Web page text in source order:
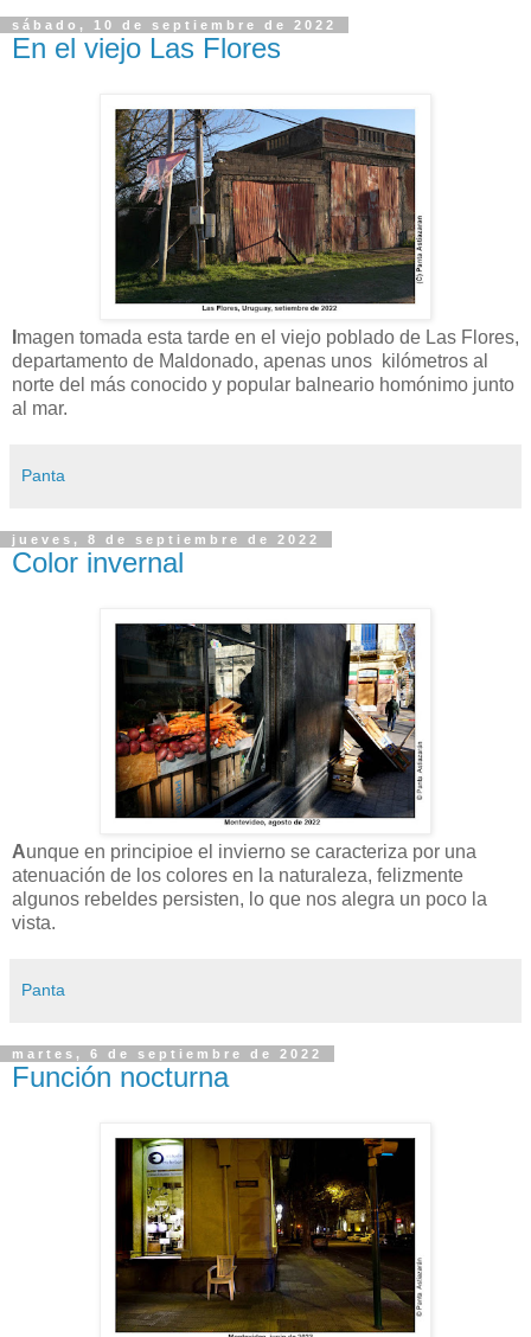
sábado, 10 de septiembre de 2022
En el viejo Las Flores
magen tomada esta tarde en el viejo poblado de Las Flores,
departamento de Maldonado, apenas unos kilómetros al
norte del más conocido y popular balneario homónimo junto
al mar.
Panta
jueves, 8 de septiembre de 2022
Color invernal
Aunque en principioe el invierno se caracteriza por una
atenuación de los colores en la naturaleza, felizmente
algunos rebeldes persisten, lo que nos alegra un poco la
vista.
Panta
martes, 6 de septiembre de 2022
Función nocturna